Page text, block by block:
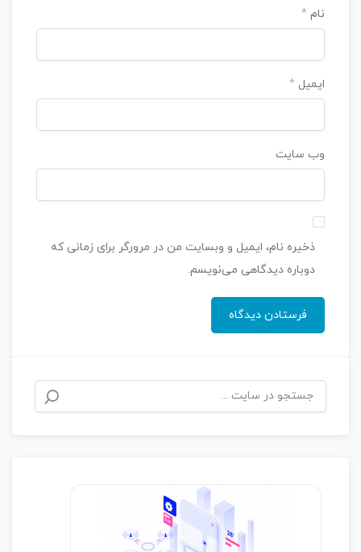
نام *
ایمیل *
وب‌ سایت
ذخیره نام، ایمیل و وبسایت من در مرورگر برای زمانی که
دوباره دیدگاهی می‌نویسم.